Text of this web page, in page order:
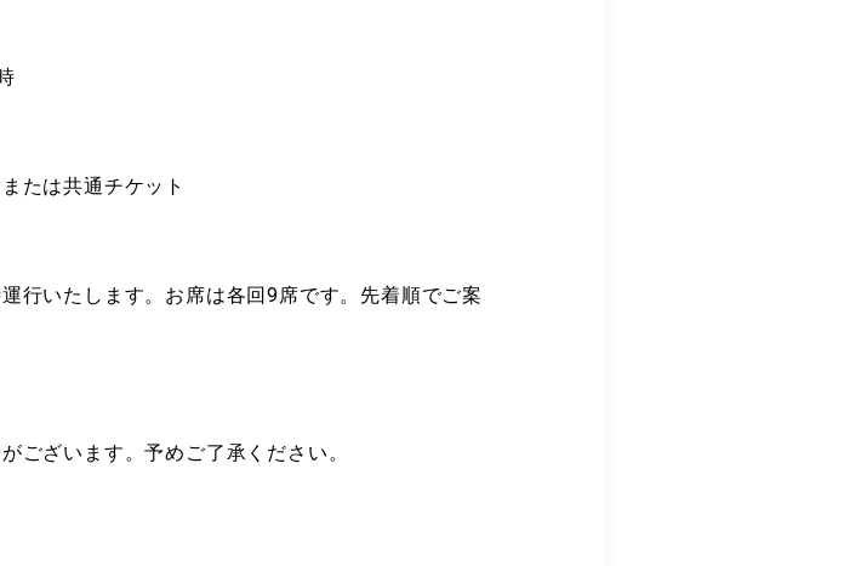
たは共通チケット
行いたします。お席は各回9席です。先着順でご案
ございます。予めご了承ください。